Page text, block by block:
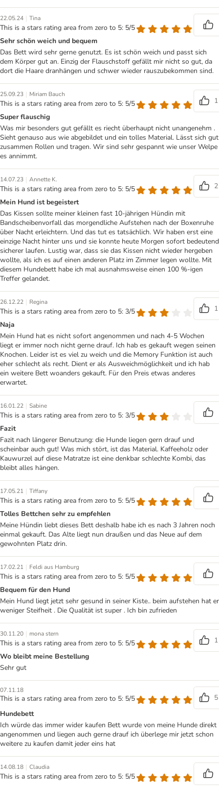
22.05.24 | Tina
This is a stars rating area from zero to 5: 5/5
Sehr schön weich und bequem
Das Bett wird sehr gerne genutzt. Es ist schön weich und passt sich
dem Körper gut an. Einzig der Flauschstoff gefällt mir nicht so gut, da
dort die Haare dranhängen und schwer wieder rauszubekommen sind.
25.09.23 | Miriam Bauch
This is a stars rating area from zero to 5: 5/5
1
Super flauschig
Was mir besonders gut gefällt es riecht überhaupt nicht unangenehm .
Sieht genauso aus wie abgebildet und ein tolles Material. Lässt sich gut
zusammen Rollen und tragen. Wir sind sehr gespannt wie unser Welpe
es annimmt.
14.07.23 | Annette K.
This is a stars rating area from zero to 5: 5/5
2
Mein Hund ist begeistert
Das Kissen sollte meiner kleinen fast 10-jährigen Hündin mit
Bandscheibenvorfall das morgendliche Aufstehen nach der Boxenruhe
über Nacht erleichtern. Und das tut es tatsächlich. Wir haben erst eine
einzige Nacht hinter uns und sie konnte heute Morgen sofort bedeutend
sicherer laufen. Lustig war, dass sie das Kissen nicht wieder hergeben
wollte, als ich es auf einen anderen Platz im Zimmer legen wollte. Mit
diesem Hundebett habe ich mal ausnahmsweise einen 100 %-igen
Treffer gelandet.
26.12.22 | Regina
This is a stars rating area from zero to 5: 3/5
1
Naja
Mein Hund hat es nicht sofort angenommen und nach 4-5 Wochen
liegt er immer noch nicht gerne drauf. Ich hab es gekauft wegen seinen
Knochen. Leider ist es viel zu weich und die Memory Funktion ist auch
eher schlecht als recht. Dient er als Ausweichmöglichkeit und ich hab
ein weitere Bett woanders gekauft. Für den Preis etwas anderes
erwartet.
16.01.22 | Sabine
This is a stars rating area from zero to 5: 3/5
Fazit
Fazit nach längerer Benutzung: die Hunde liegen gern drauf und
scheinbar auch gut! Was mich stört, ist das Material. Kaffeeholz oder
Kauwurzel auf diese Matratze ist eine denkbar schlechte Kombi, das
bleibt alles hängen.
17.05.21 | Tiffany
This is a stars rating area from zero to 5: 5/5
Tolles Bettchen sehr zu empfehlen
Meine Hündin liebt dieses Bett deshalb habe ich es nach 3 Jahren noch
einmal gekauft. Das Alte liegt nun draußen und das Neue auf dem
gewohnten Platz drin.
17.02.21 | Feldi aus Hamburg
This is a stars rating area from zero to 5: 5/5
Bequem für den Hund
Mein Hund liegt jetzt sehr gesund in seiner Kiste.. beim aufstehen hat er
weniger Steifheit . Die Qualität ist super . Ich bin zufrieden
30.11.20 | mona stern
This is a stars rating area from zero to 5: 5/5
1
Wo bleibt meine Bestellung
Sehr gut
07.11.18
This is a stars rating area from zero to 5: 5/5
5
Hundebett
Ich würde das immer wider kaufen Bett wurde von meine Hunde direkt
angenommen und liegen auch gerne drauf ich überlege mir jetzt schon
weitere zu kaufen damit jeder eins hat
14.08.18 | Claudia
This is a stars rating area from zero to 5: 5/5